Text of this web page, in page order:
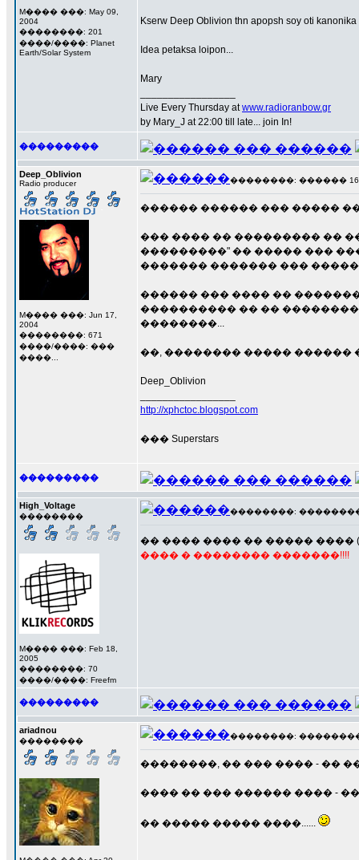
M���� ���: May 09,
2004
��������: 201
����/����: Planet
Earth/Solar System
Kserw Deep Oblivion thn apopsh soy oti
Idea petaksa loipon...
Mary
Live Every Thursday atwww.radioranbow.gr
by Mary_J at 22:00 till late... join In!
���������
Deep_Oblivion
Radio producer
M���� ���: Jun 17,
2004
��������: 671
����/����: ���
����...
��������: ������ 16
������ ������ ��� �����
��� ���� �� ��������� ��
���������" �� ����� ���
������� ������� ���
������ ��� ���� ��
���������� �� ��
��������...
��, �������� ����� ������
Deep_Oblivion
http://xphctoc.blogspot.com
��� Superstars
���������
High_Voltage
��������
M���� ���: Feb 18,
2005
��������: 70
����/����: Freefm
��������: ���������
�� ���� ���� �� ����� ����
���� � �������� �������!!!!
���������
ariadnou
��������
��������: ���������
��������, �� ��� ���� - ��
���� �� ��� ������ ���� -
�� ����� ����� ����......